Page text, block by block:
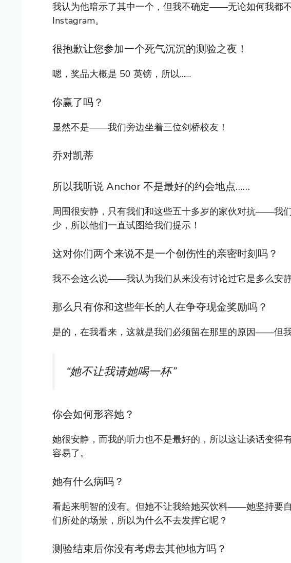
我认为他暗示了其中一个，但我不确定——无论如何我都
Instagram。
很抱歉让您参加一个死气沉沉的测验之夜！
嗯，奖品大概是 50 英镑，所以……
你赢了吗？
显然不是——我们旁边坐着三位剑桥校友！
乔对凯蒂
所以我听说 Anchor 不是最好的约会地点……
周围很安静，只有我们和这些五十多岁的家伙对抗——我
少，所以他们一直试图给我们提示！
这对你们两个来说不是一个创伤性的亲密时刻吗？
我不会这么说——我认为我们从来没有讨论过它是多么安静
那么只有你和这些年长的人在争夺现金奖励吗？
是的，在我看来，这就是我们必须留在那里的原因——但我
“她不让我请她喝一杯”
你会如何形容她？
她很安静，而我的听力也不是最好的，所以这让谈话变
容易了。
她有什么病吗？
看起来明智的没有。但她不让我给她买饮料——她坚持要
们所处的场景，所以为什么不去发挥它呢？
测验结束后你没有考虑去其他地方吗？